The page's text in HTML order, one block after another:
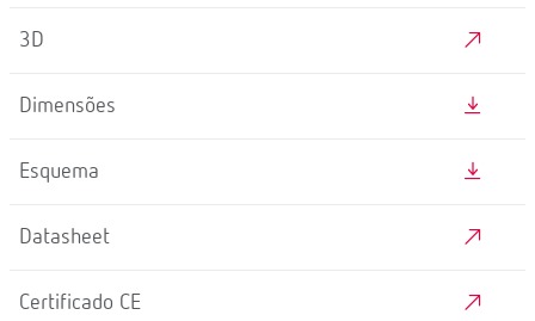
3D
Dimensões
Esquema
Datasheet
Certificado CE